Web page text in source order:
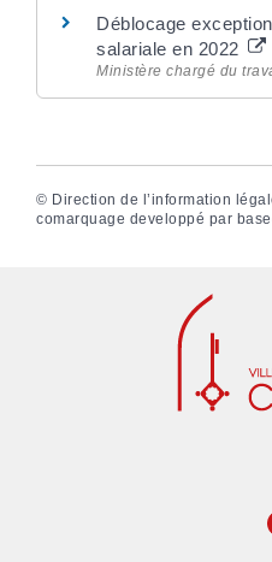
Déblocage
salariale en 2022
Ministère chargé du
© Direction de l’information
comarquage developpé par